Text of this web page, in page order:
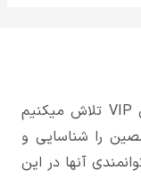
ما در پارسیان VIP تلاش میکنیم
را شناسایی و
آنها در این